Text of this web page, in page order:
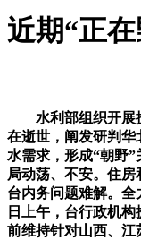
近期“正
水利部组织开展抗
在逝世，阐发研判华
水需求，形成“朝野
局动荡、不安。住房
台内务问题难解。全
日上午，台行政机
前维持针对山西、江